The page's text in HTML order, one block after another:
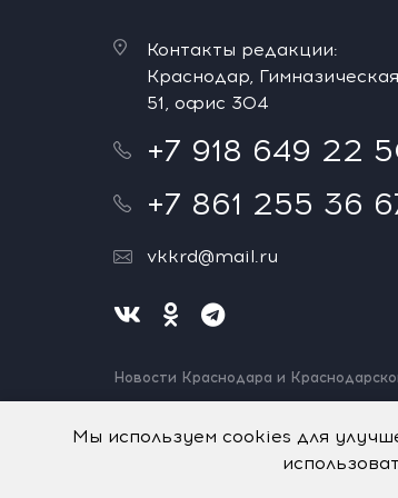
Контакты редакции:
Краснодар, Гимназическая
51, офис 304
+7 918 649 22
+7 861 255 36
vkkrd@mail.ru
Новости Краснодара и
Нашли ошибку? Выделите и нажмите
Мы используем cookies для